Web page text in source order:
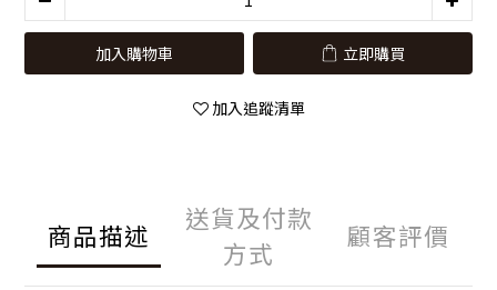
加入購物車 立即購買
加入追蹤清單
商品描述
送貨及付款
方式
顧客評價